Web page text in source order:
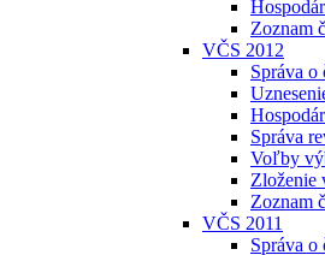
Zoznam
VČS 2012
Správa o
Správa
Voľby
Zloženie
Zoznam
VČS 2011
Správa o